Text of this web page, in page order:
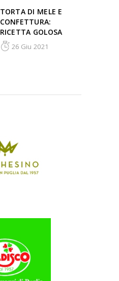
TORTA DI MELE E
CONFETTURA:
RICETTA GOLOSA
26 Giu 2021